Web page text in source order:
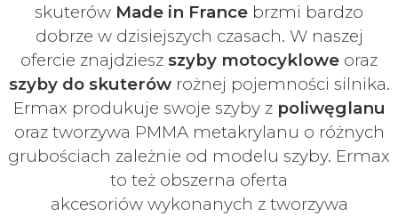
skuterów Made in France brzmi bardzo
dobrze w dzisiejszych czasach. W naszej
ofercie znajdziesz szyby motocyklowe oraz
szyby do skuterówrożnej pojemności silnika.
Ermax produkuje swoje szyby z poliwęglanu
oraz tworzywa PMMA metakrylanu o różnych
grubościach zależnie od modelu szyby. Ermax
to też obszerna oferta
akcesoriów wykonanych z tworzywa